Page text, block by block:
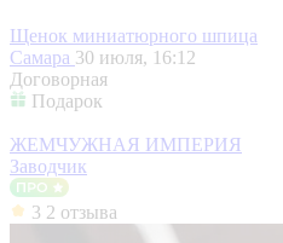
Щенок миниатюрного шпица
Самара 30 июля, 16:12
Договорная
Подарок
ЖЕМЧУЖНАЯ ИМПЕРИЯ
Заводчик
3 2 отзыва